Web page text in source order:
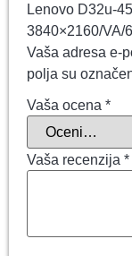
Lenovo D32u-45
3840×2160/VA/
Vaša adresa e-
polja su
Vaša ocena *
Vaša recenzija *